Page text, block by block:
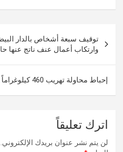
المقالات
توقيف سبعة أشخاص بالدار
وارتكاب أعمال عنف ناتج عنها
إحباط محاولة تهريب 460 كيلوغراماً من مخدر الشيرا بكلميم.
اترك تعليقاً
لن يتم نشر عنوان بريدك الإلكتروني.